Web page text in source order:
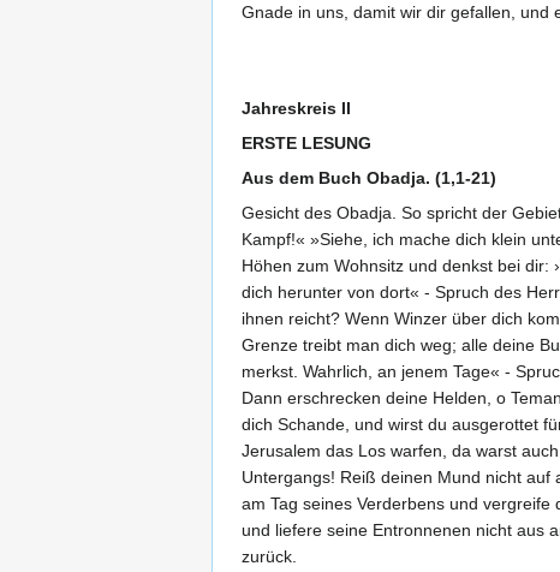
Gnade in uns, damit wir dir gefallen, und
Jahreskreis II
ERSTE LESUNG
Aus dem Buch Obadja. (1,1-21)
Gesicht des Obadja. So spricht der
Kampf!« »Siehe, ich mache dich klein
Höhen zum Wohnsitz und denkst bei dir:
dich herunter von dort« - Spruch des
ihnen reicht? Wenn Winzer über dich
Grenze treibt man dich weg; alle deine
merkst. Wahrlich, an jenem Tage« -
Dann erschrecken deine Helden, o
dich Schande, und wirst du ausgerottet
Jerusalem das Los warfen, da warst
Untergangs! Reiß deinen Mund nicht auf
am Tag seines Verderbens und
und liefere seine Entronnenen nicht aus
zurück.